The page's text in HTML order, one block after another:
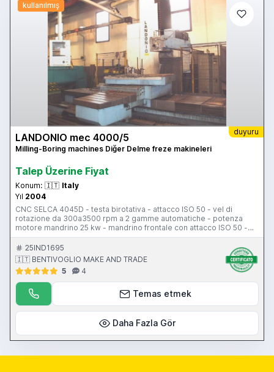
kullanılmış
duyuru
LANDONIO mec 4000/5
Milling-Boring machines Diğer Delme freze makineleri
Talep Üzerine Fiyat
Konum: 🇮🇹 Italy
Yıl 2004
CNC SELCA 4045D - testa birotativa - attacco ISO 50 - vel di
rotazione da 300a3500 rpm a 2 gamme automatiche - potenza
motore mandrino 25 kw - mandrino frontale con attacco ISO 50 -
tavola rotante 1500x1250 mm 360 gradi - corsa longitudinale 4000
mm - corsa trasversale tavola 1000 mm - corsa trasversale
slittone 1000 mm - corsa verticale 2000 mm - pensile di comando
- volantino elettronico - protezione antinfortuniostica -
evacuaotore trucioli – potenza totale 40 kw
25IND1695
🇮🇹 BENTIVOGLIO MAKE AND TRADE
5
4
Temas etmek
Daha Fazla Gör